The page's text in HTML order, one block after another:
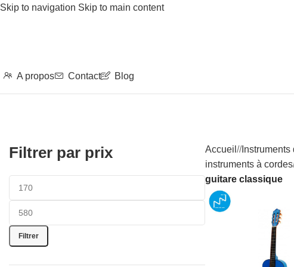
Skip to navigation Skip to main content
A propos Contact Blog
Filtrer par prix
Filtrer
Accueil / Instruments
instruments à cordes
guitare classique